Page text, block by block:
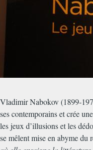
Vladimir Nabokov (1899-
ses contemporains et crée
les jeux d’illusions et les
se mêlent mise en abyme du